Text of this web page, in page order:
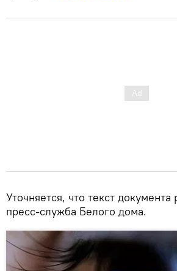
Уточняется, что текст документа
пресс-служба Белого дома.